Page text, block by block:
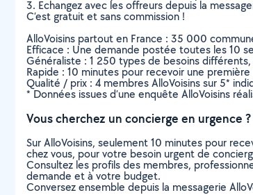
3. Echangez avec les offreurs depuis la
C’est gratuit et sans commission !
AlloVoisins partout en France : 35 000
Efficace : Une demande postée toutes les 10
Généraliste : 1 250 types de besoins
Rapide : 10 minutes pour recevoir une
Qualité / prix : 4 membres AlloVoisins sur 5*
* Données issues d’une enquête AlloVoisins
Vous cherchez un concierge en urgence ?
Sur AlloVoisins, seulement 10 minutes pour
chez vous, pour votre besoin urgent de
Consultez les profils des membres,
demande et à votre budget.
Conversez ensemble depuis la messagerie